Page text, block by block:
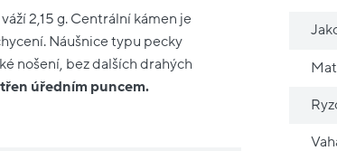
2,15 g. Centrální kámen je
Náušnice typu pecky
nošení, bez dalších drahých
úředním puncem.